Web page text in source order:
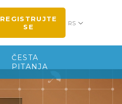
REGISTRUJTE
SE
RS
ČESTA
PITANJA